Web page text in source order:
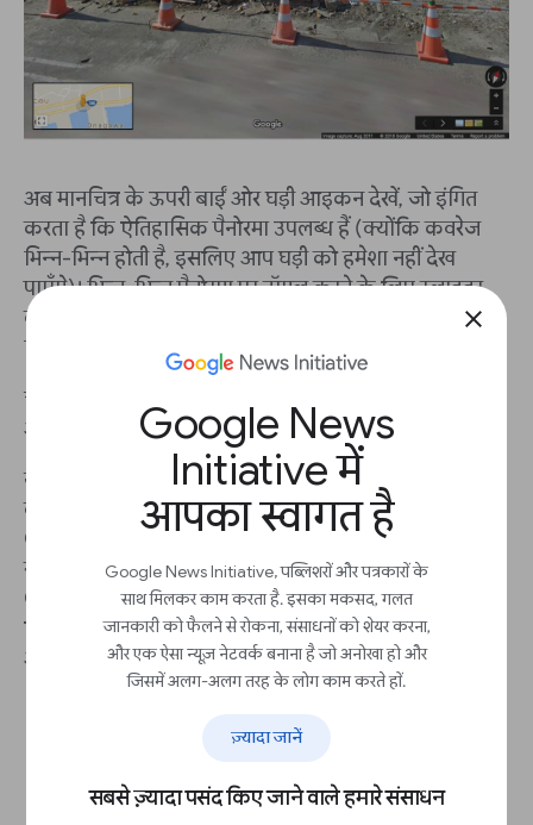
close
Google News
Initiative में
आपका स्वागत है
Google News Initiative, पब्लिशरों और पत्रकारों के
साथ मिलकर काम करता है. इसका मकसद, गलत
जानकारी को फैलने से रोकना, संसाधनों को शेयर करना,
और एक ऐसा न्यूज़ नेटवर्क बनाना है जो अनोखा हो और
जिसमें अलग-अलग तरह के लोग काम करते हों.
ज़्यादा जानें
सबसे ज़्यादा पसंद किए जाने वाले हमारे संसाधन
अब मानचित्र के ऊपरी बाईं ओर घड़ी आइकन देखें, जो इंगित
करता है कि ऐतिहासिक पैनोरमा उपलब्ध हैं (क्योंकि कवरेज
भिन्न-भिन्न होती है, इसलिए आप घड़ी को हमेशा नहीं देख
पाएँगे)। भिन्न-भिन्न पैनोरमा पर टॉगल करने के लिए स्लाइडर
का उपयोग करें, जो एकत्र किए गए प्रत्येक महीने और वर्ष से
चिह्नित होता है।
चयनित पैनोरमा का बड़ा दृश्य देखने के लिए, आवर्धक ग्लास
आइकन पर क्लिक करें।
यदि आप अपनी स्टोरी के लिए उपलब्ध इमेजरी का उपयोग
करना चाहते हैं, उदाहरण के लिए, फ़ोटो स्लाइड शो, वीडियो, या
GIF, तो आवश्यक छवि को सहेजने के लिए अपने कंप्यूटर की
स्क्रीन कैप्चर विशेषता का उपयोग करें। इमेजरी का क्रेडिट
Google मानचित्र सड़क दृश्य को देना याद रखें (विवरण के
लिए
google.com/permissionsपर जाएँ या हमारा
अनुमतियाँ टूटोरियल देखें)।